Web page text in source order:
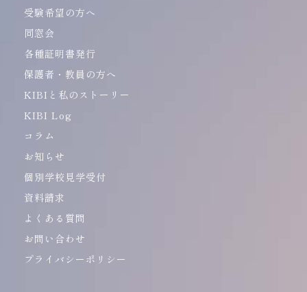
受験希望の方へ
同窓会
各種証明書発行
保護者・教員の方へ
KIBIと私のストーリー
KIBI Log
コラム
お知らせ
個別学校見学受付
資料請求
よくある質問
お問い合わせ
プライバシーポリシー